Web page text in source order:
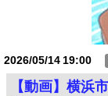
2026/05/1419:00
【動画】横浜